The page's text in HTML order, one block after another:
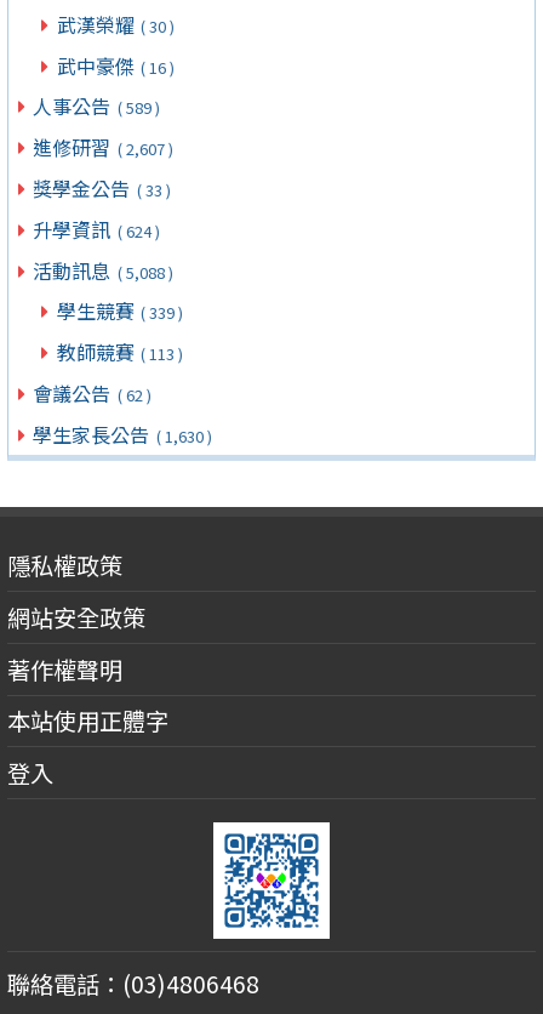
武漢榮耀 ( 30 )
武中豪傑 ( 16 )
人事公告 ( 589 )
進修研習 ( 2,607 )
獎學金公告 ( 33 )
升學資訊 ( 624 )
活動訊息 ( 5,088 )
學生競賽 ( 339 )
教師競賽 ( 113 )
會議公告 ( 62 )
學生家長公告 ( 1,630 )
隱私權政策
網站安全政策
著作權聲明
本站使用正體字
登入
聯絡電話：(03)4806468